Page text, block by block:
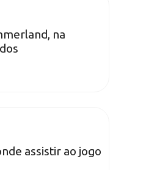
na
assistir ao jogo